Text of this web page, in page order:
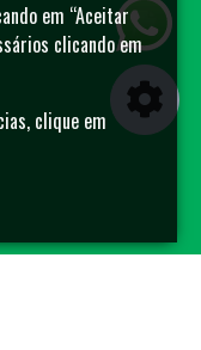
em “Aceitar
clicando em
clique em